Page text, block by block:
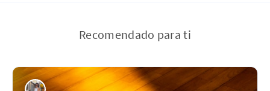
Recomendado para ti